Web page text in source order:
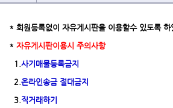
* 회원등록없이 자유게시판을 이용할수 있도록 하
* 자유게시판이용시 주의사항
1. 사기매물등록금지
2. 온라인송금 절대금지
3. 직거래하기